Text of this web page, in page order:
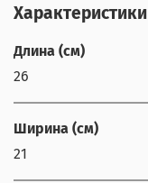
Характеристики
Длина (см)
26
Ширина (см)
21